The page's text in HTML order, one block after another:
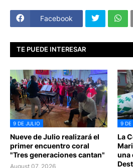
Facebook
TE PUEDE INTERESAR
9 DE JULIO
Nueve de Julio realizará el
primer encuentro coral
"Tres generaciones cantan"
August 07, 2026
9 DE
La
una